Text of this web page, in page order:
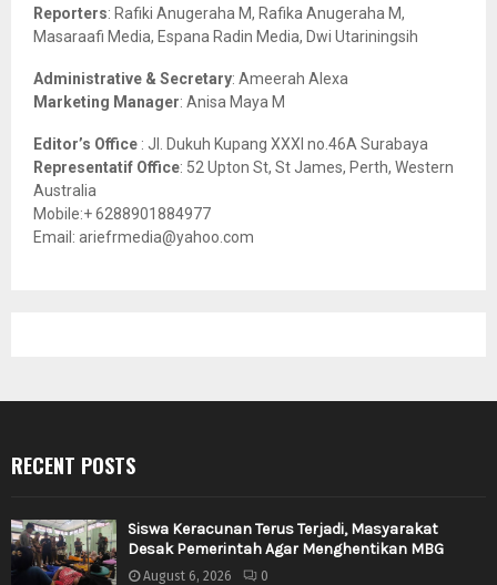
Reporters: Rafiki Anugeraha M, Rafika Anugeraha M,
Masaraafi Media, Espana Radin Media, Dwi Utariningsih
Administrative & Secretary: Ameerah Alexa
Marketing Manager: Anisa Maya M
Editor’s Office : Jl. Dukuh Kupang XXXI no.46A Surabaya
Representatif Office: 52 Upton St, St James, Perth, Western
Australia
Mobile:+ 6288901884977
Email: ariefrmedia@yahoo.com
RECENT POSTS
Siswa Keracunan Terus Terjadi, Masyarakat
Desak Pemerintah Agar Menghentikan MBG
August 6, 2026 0